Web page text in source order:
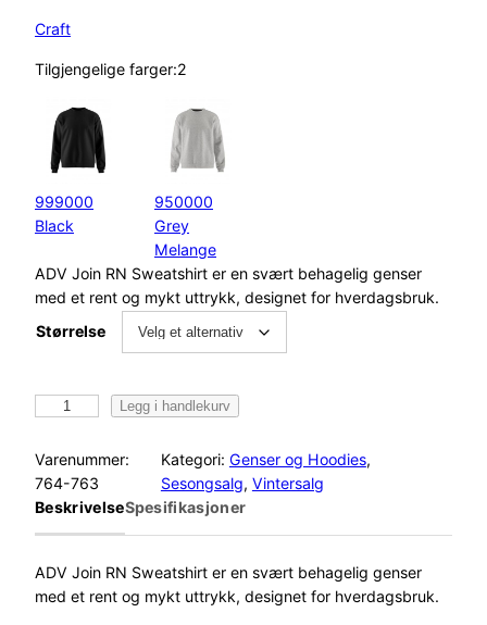
Craft
Tilgjengelige farger:2
999000
Black
950000
Grey
Melange
ADV Join RN Sweatshirt er en svært behagelig genser
med et rent og mykt uttrykk, designet for hverdagsbruk.
Størrelse
a
f
t
v
J
Legg i handlekurv
Varenummer:
764-763
Kategori: Genser og Hoodies
Sesongsalg, Vintersalg
BeskrivelseSpesifikasjoner
ADV Join RN Sweatshirt er en svært behagelig genser
med et rent og mykt uttrykk, designet for hverdagsbruk.